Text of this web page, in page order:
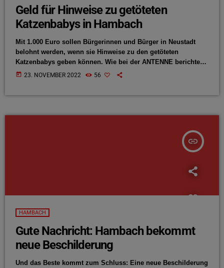
Geld für Hinweise zu getöteten
Katzenbabys in Hambach
Mit 1.000 Euro sollen Bürgerinnen und Bürger in Neustadt
belohnt werden, wenn sie Hinweise zu den getöteten
Katzenbabys geben können. Wie bei der ANTENNE berichtet,
wurden letzte Woche sechs tote Katzenbabys in einer
today 23. NOVEMBER 2022 56
insert_link
HAMBACH
Gute Nachricht: Hambach bekommt
neue Beschilderung
Und das Beste kommt zum Schluss: Eine neue Beschilderung